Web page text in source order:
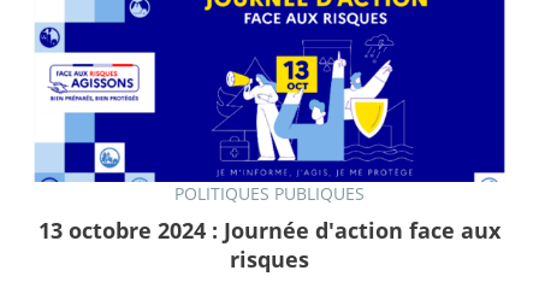
POLITIQUES PUBLIQUES
13 octobre 2024 : Journée d'action face aux
risques